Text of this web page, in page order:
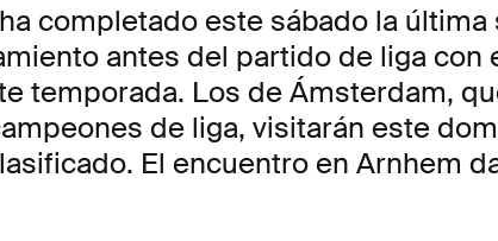
completado este sábado la
antes del partido de liga con
temporada. Los de Ámsterdam,
de liga, visitarán este
El encuentro en Arnhem